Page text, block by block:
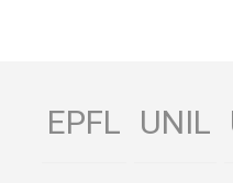
EPFL UNIL